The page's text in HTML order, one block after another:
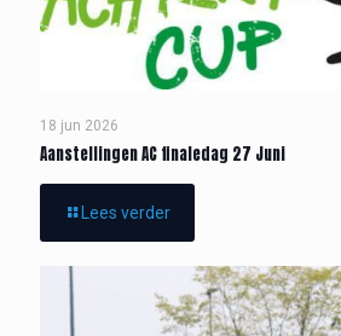
18 jun 2026
Aanstellingen AC finaledag 27 Juni
Lees verder